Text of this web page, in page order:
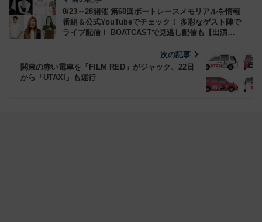
8/23～28開催 第68回ボートレースメモリアルを情報
番組＆公式YouTubeでチェック！ 多彩なゲスト陣で
ライブ配信！ BOATCASTで見逃し配信も【出演者
次の記事
関東の赤い電車を「FILM RED」がジャック、22日
から「UTAXI」も運行